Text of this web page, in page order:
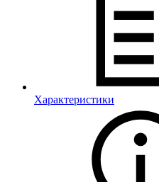
Характеристики